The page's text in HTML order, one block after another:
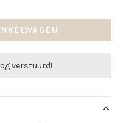
verstuurd!